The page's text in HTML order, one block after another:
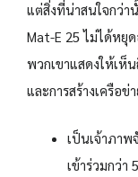
แต่สิ่งที่น่าสนใจกว่า
Mat-E 25 ไม่ได้หยุ
พวกเขาแสดงให้เห็
และการสร้างเครือข่
เป็นเจ้าภาพ
เข้าร่วมกว่า